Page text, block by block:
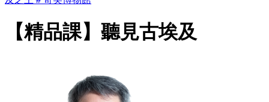
【精品課】聽見古埃及